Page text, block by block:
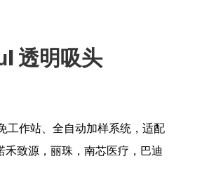
透明吸头
作站、全自动加样系统，适配
致源，丽珠，南芯医疗，巴迪